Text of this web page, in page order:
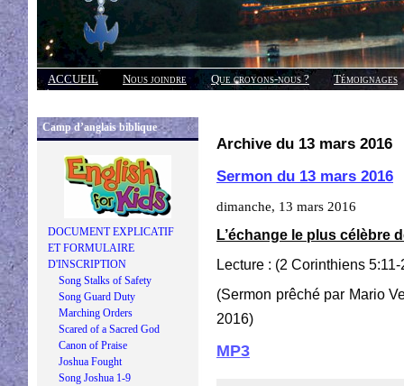
ACCUEIL Nous joindre Que croyons-nous ?
Témoignages
Réponses
Camp d’anglais biblique
DOCUMENT EXPLICATIF
ET FORMULAIRE
D'INSCRIPTION
Song Stalks of Safety
Song Guard Duty
Marching Orders
Scared of a Sacred God
Canon of Praise
Joshua Fought
Song Joshua 1-9
Archive du 13 mars 2016
Sermon du 13 mars 2016
dimanche, 13 mars 2016
L’échange le plus célèbre
Lecture : (2 Corinthiens 5:11-
(Sermon prêché par Mario
2016)
MP3